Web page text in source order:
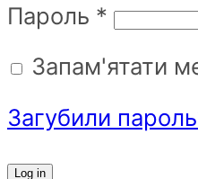
Пароль *
Запам'ятати
Загубили
Log in